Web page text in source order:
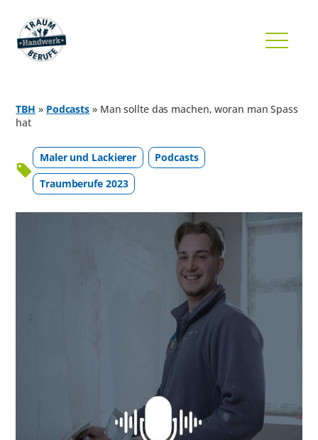
TBH » Podcasts » Man sollte das machen, woran man Spass
hat
Maler und Lackierer
Podcasts
Traumberufe 2023